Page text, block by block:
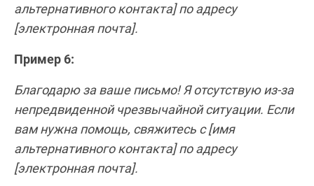
альтернативного контакта] по адресу
[электронная почта].
Пример 6:
Благодарю за ваше письмо! Я отсутствую из-за
непредвиденной чрезвычайной ситуации. Если
вам нужна помощь, свяжитесь с [имя
альтернативного контакта] по адресу
[электронная почта].